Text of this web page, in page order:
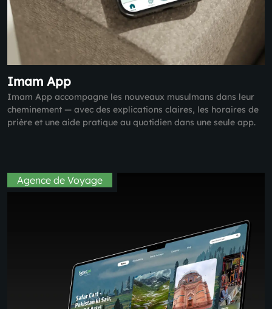
Imam App
Imam App accompagne les nouveaux musulmans dans leur
cheminement — avec des explications claires, les horaires de
prière et une aide pratique au quotidien dans une seule app.
Agence de Voyage